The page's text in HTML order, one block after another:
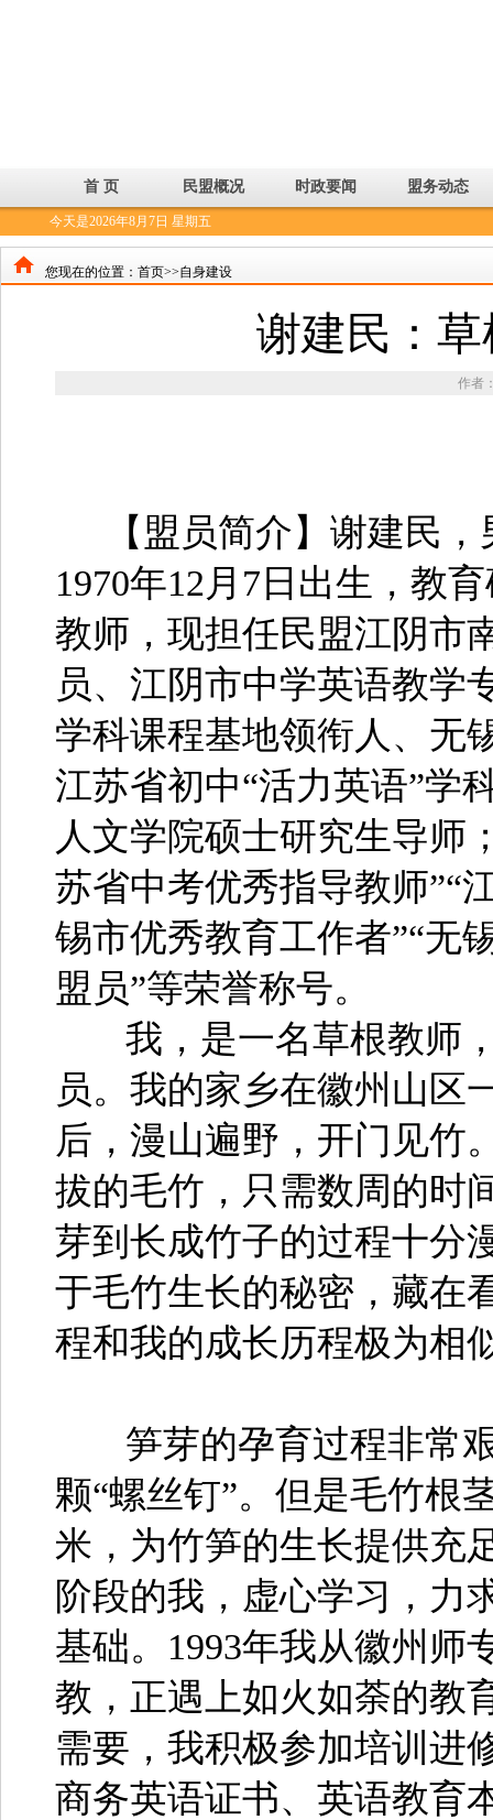
首 页 民盟概况 时政要闻 盟务动态
今天是2026年8月7日 星期五
您现在的位置： 首页>>自身建设
谢建民：
作者
【盟员简介】谢建民
1970年12月7日出生，教
教师，现担任民盟江阴市
员、江阴市中学英语教学
学科课程基地领衔人、无
江苏省初中“活力英语”学
人文学院硕士研究生导师
苏省中考优秀指导教师”“
锡市优秀教育工作者”“无
盟员”等荣誉称号。
我，是一名草根教师
员。我的家乡在徽州山区
后，漫山遍野，开门见竹
拔的毛竹，只需数周的时
芽到长成竹子的过程十分
于毛竹生长的秘密，藏在
程和我的成长历程极为相
笋芽的孕育过程非常
颗“螺丝钉”。但是毛竹根
米，为竹笋的生长提供充
阶段的我，虚心学习，力
基础。1993年我从徽州师
教，正遇上如火如荼的教
需要，我积极参加培训进
商务英语证书、英语教育